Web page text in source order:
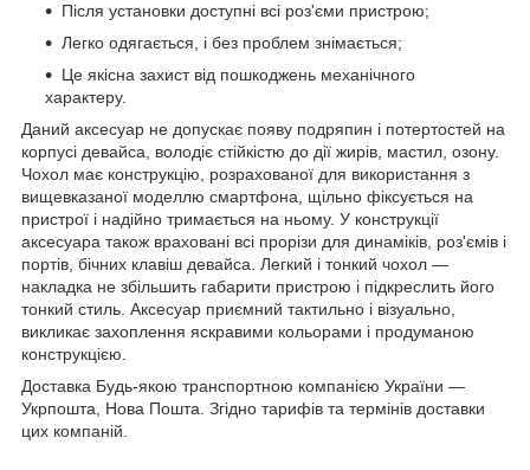
Після установки доступні всі роз'єми пристрою;
Легко одягається, і без проблем знімається;
Це якісна захист від пошкоджень механічного
характеру.
Даний аксесуар не допускає появу подряпин і потертостей на
корпусі девайса, володіє стійкістю до дії жирів, мастил, озону.
Чохол має конструкцію, розрахованої для використання з
вищевказаної моделлю смартфона, щільно фіксується на
пристрої і надійно тримається на ньому. У конструкції
аксесуара також враховані всі прорізи для динаміків, роз'ємів і
портів, бічних клавіш девайса. Легкий і тонкий чохол ―
накладка не збільшить габарити пристрою і підкреслить його
тонкий стиль. Аксесуар приємний тактильно і візуально,
викликає захоплення яскравими кольорами і продуманою
конструкцією.
Доставка Будь-якою транспортною компанією України ―
Укрпошта, Нова Пошта. Згідно тарифів та термінів доставки
цих компаній.